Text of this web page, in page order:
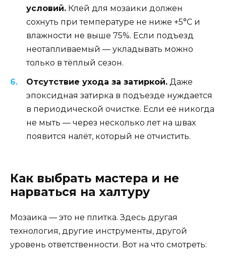
условий. Клей для мозаики должен
сохнуть при температуре не ниже +5°C и
влажности не выше 75%. Если подъезд
неотапливаемый — укладывать можно
только в тёплый сезон.
Отсутствие ухода за затиркой. Даже
эпоксидная затирка в подъезде нуждается
в периодической очистке. Если её никогда
не мыть — через несколько лет на швах
появится налёт, который не отчистить.
Как выбрать мастера и не
нарваться на халтуру
Мозаика — это не плитка. Здесь другая
технология, другие инструменты, другой
уровень ответственности. Вот на что смотреть: